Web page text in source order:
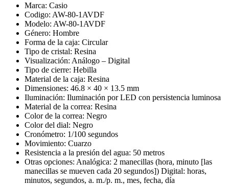
Marca: Casio
Codigo: AW-80-1AVDF
Modelo: AW-80-1AVDF
Género: Hombre
Forma de la caja: Circular
Tipo de cristal: Resina
Visualización: Análogo – Digital
Tipo de cierre: Hebilla
Material de la caja: Resina
Dimensiones: 46.8 × 40 × 13.5 mm
Iluminación: Iluminación por LED con persistencia luminosa
Material de la correa: Resina
Color de la correa: Negro
Color del dial: Negro
Cronómetro: 1/100 segundos
Movimiento: Cuarzo
Resistencia a la presión del agua: 50 metros
Otras opciones: Analógica: 2 manecillas (hora, minuto [las
manecillas se mueven cada 20 segundos]) Digital: horas,
minutos, segundos, a. m./p. m., mes, fecha, día